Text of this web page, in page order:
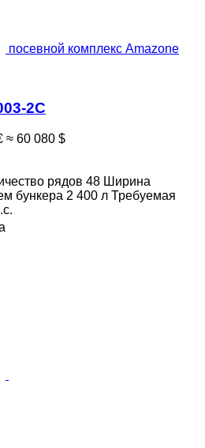
посевной комплекс Amazone
2C
≈ 60 080 $
рядов 48 Ширина
бункера 2 400 л Требуемая